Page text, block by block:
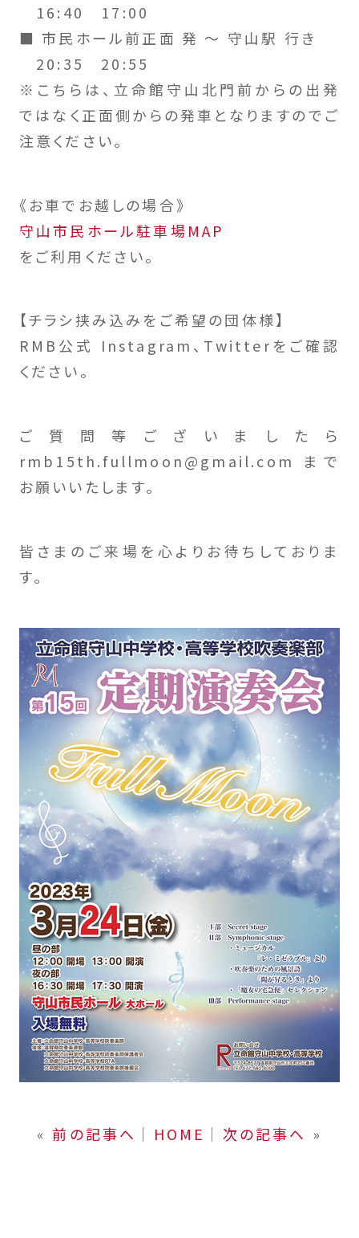
16:40 17:00
■ 市民ホール前正面 発 ～ 守山駅 行き
20:35 20:55
※こちらは、立命館守山北門前からの出発
ではなく正面側からの発車となりますのでご
注意ください。
《お車でお越しの場合》
守山市民ホール駐車場MAP
をご利用ください。
【チラシ挟み込みをご希望の団体様】
RMB公式 Instagram、Twitterをご確認
ください。
ご質問等ございましたら
rmb15th.fullmoon@gmail.com まで
お願いいたします。
皆さまのご来場を心よりお待ちしておりま
す。
« 前の記事へ │ HOME │ 次の記事へ »